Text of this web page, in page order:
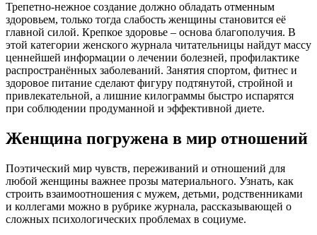
Трепетно-нежное создание должно обладать отменным
здоровьем, только тогда слабость женщины становится её
главной силой. Крепкое здоровье – основа благополучия. В
этой категории женского журнала читательницы найдут массу
ценнейшей информации о лечении болезней, профилактике
распространённых заболеваний. Занятия спортом, фитнес и
здоровое питание сделают фигуру подтянутой, стройной и
привлекательной, а лишние килограммы быстро испарятся
при соблюдении продуманной и эффективной диете.
Женщина погружена в мир отношений
Поэтический мир чувств, переживаний и отношений для
любой женщины важнее прозы материального. Узнать, как
строить взаимоотношения с мужем, детьми, родственниками
и коллегами можно в рубрике журнала, рассказывающей о
сложных психологических проблемах в социуме.